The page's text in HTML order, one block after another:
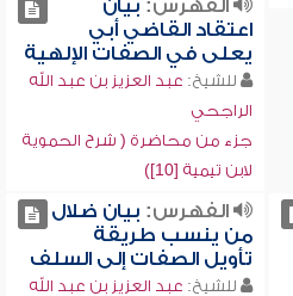
الفهرس: بيان
اعتقاد القاضي أبي
يعلى في الصفات الإلهية
للشيخ: عبد العزيز بن عبد الله
الراجحي
جزء من محاضرة ( شرح الحموية
لابن تيمية [10])
الفهرس: بيان ضلال
من ينسب طريقة
تأويل الصفات إلى السلف
للشيخ: عبد العزيز بن عبد الله